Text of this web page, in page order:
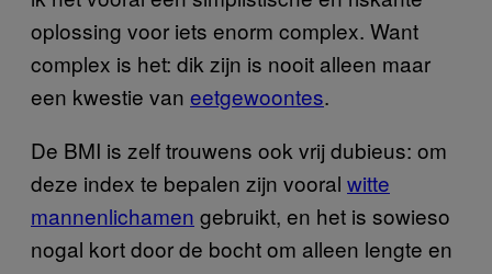
oplossing voor iets enorm complex. Want
complex is het: dik zijn is nooit alleen maar
een kwestie van eetgewoontes.
De BMI is zelf trouwens ook vrij dubieus: om
deze index te bepalen zijn vooral witte
mannenlichamen gebruikt, en het is sowieso
nogal kort door de bocht om alleen lengte en